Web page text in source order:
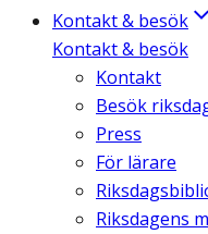
Kontakt & besök
Kontakt & besök
Kontakt
Besök
Press
För lärare
Riksdagens